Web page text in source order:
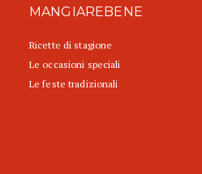
MANGIAREBENE
Ricette di stagione
Le occasioni speciali
Le feste tradizionali